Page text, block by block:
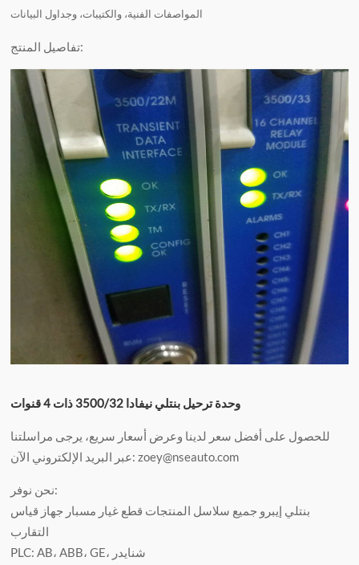
المواصفات الفنية، والكتيبات، وجداول البيانات
تفاصيل المنتج:
وحدة ترحيل بنتلي نيفادا 3500/32 ذات 4 قنوات
للحصول على أفضل سعر لدينا وعرض أسعار سريع، يرجى مراسلتنا
عبر البريد الإلكتروني الآن: zoey@nseauto.com
نحن نوفر:
بنتلي إيبرو جميع سلاسل المنتجات قطع غيار مسبار جهاز قياس
التقارب
PLC: AB، ABB، GE، شنايدر